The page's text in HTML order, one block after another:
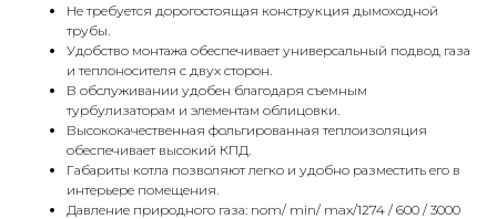
Не требуется дорогостоящая конструкция дымоходной
трубы.
Удобство монтажа обеспечивает универсальный подвод газа
и теплоносителя с двух сторон.
В обслуживании удобен благодаря съемным
турбулизаторам и элементам облицовки.
Высококачественная фольгированная теплоизоляция
обеспечивает высокий КПД.
Габариты котла позволяют легко и удобно разместить его в
интерьере помещения.
Давление природного газа: nom/ min/ max/1274 / 600 / 3000